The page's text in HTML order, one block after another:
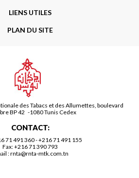
LIENS UTILES
PLAN DU SITE
des Tabacs et des Allumettes, boulevard
BP 42 -1080 Tunis Cedex
CONTACT:
71 491 360-+216 71 491 155
Fax: +216 71 390 793
:rnta@rnta-mtk.com.tn